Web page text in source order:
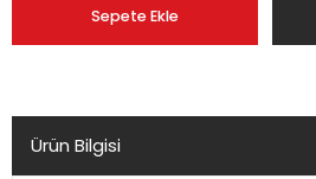
Sepete Ekle
Ürün Bilgisi